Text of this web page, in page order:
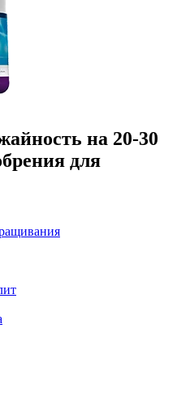
на 20-30
для